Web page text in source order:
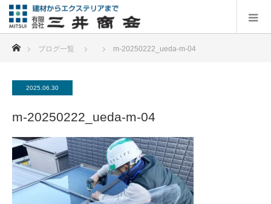
ブログ一覧 m-20250222_ueda-m-04
2025.06.30
m-20250222_ueda-m-04